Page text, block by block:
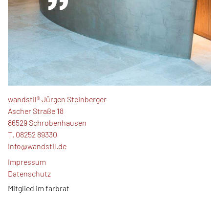
wandstil® Jürgen Steinberger
Ascher Straße 18
86529 Schrobenhausen
T. 08252 89330
info@wandstil.de
Impressum
Datenschutz
Mitglied im farbrat